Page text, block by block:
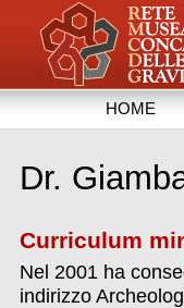
HOME
Dr.
Curriculum
Nel 2001 ha
indirizzo